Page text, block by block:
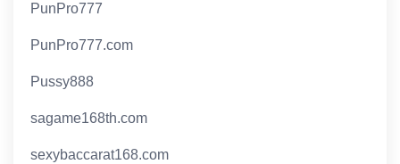
PunPro777
PunPro777.com
Pussy888
sagame168th.com
sexybaccarat168.com